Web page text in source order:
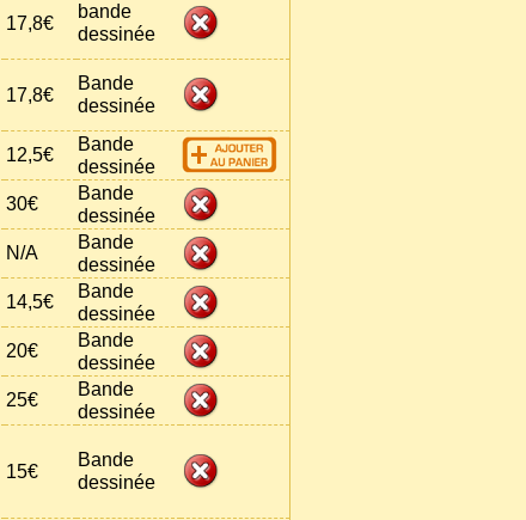
17,8€
bande
dessinée
17,8€
Bande
dessinée
12,5€
Bande
dessinée
30€
Bande
dessinée
N/A
Bande
dessinée
14,5€
Bande
dessinée
20€
Bande
dessinée
25€
Bande
dessinée
15€
Bande
dessinée